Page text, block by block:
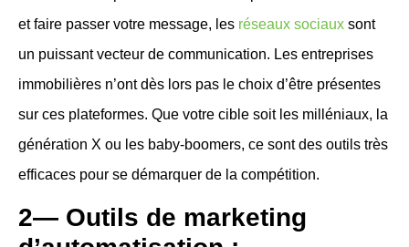
et faire passer votre message, les réseaux sociaux sont
un puissant vecteur de communication. Les entreprises
immobilières n’ont dès lors pas le choix d’être présentes
sur ces plateformes. Que votre cible soit les milléniaux, la
génération X ou les baby-boomers, ce sont des outils très
efficaces pour se démarquer de la compétition.
2— Outils de marketing